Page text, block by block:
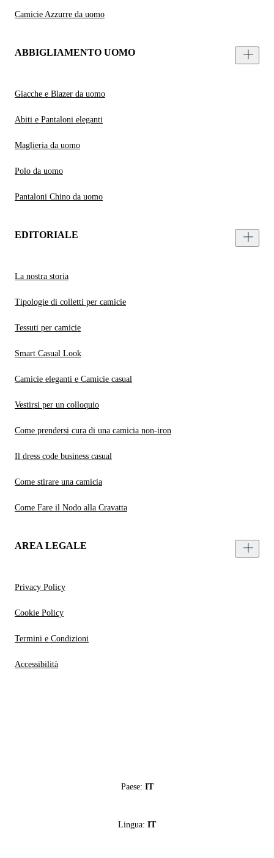
Camicie Azzurre da uomo
ABBIGLIAMENTO UOMO
Giacche e Blazer da uomo
Abiti e Pantaloni eleganti
Maglieria da uomo
Polo da uomo
Pantaloni Chino da uomo
EDITORIALE
La nostra storia
Tipologie di colletti per camicie
Tessuti per camicie
Smart Casual Look
Camicie eleganti e Camicie casual
Vestirsi per un colloquio
Come prendersi cura di una camicia non-iron
Il dress code business casual
Come stirare una camicia
Come Fare il Nodo alla Cravatta
AREA LEGALE
Privacy Policy
Cookie Policy
Termini e Condizioni
Accessibilità
Paese: IT
Lingua: IT